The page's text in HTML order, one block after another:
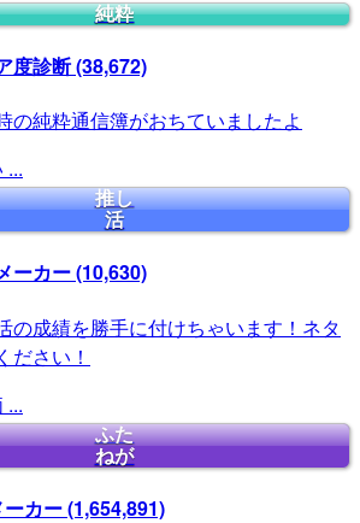
純粋
度診断(38,672)
の純粋通信簿がおちていましたよ
...
推し
活
ーカー(10,630)
の成績を勝手に付けちゃいます！ネタ
ださい！
...
ふた
ねが
カー(1,654,891)